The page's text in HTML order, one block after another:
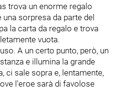
trova un enorme regalo
sorpresa da parte del
la carta da regalo e trova
vuota.
A un certo punto, però, un
e illumina la grande
ci sale sopra e, lentamente,
l'eroe sarà di favolose